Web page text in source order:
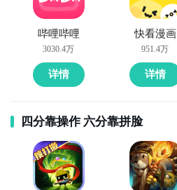
哔哩哔哩
3030.4万
详情
快看漫画
951.4万
详情
四分靠操作 六分靠拼脸